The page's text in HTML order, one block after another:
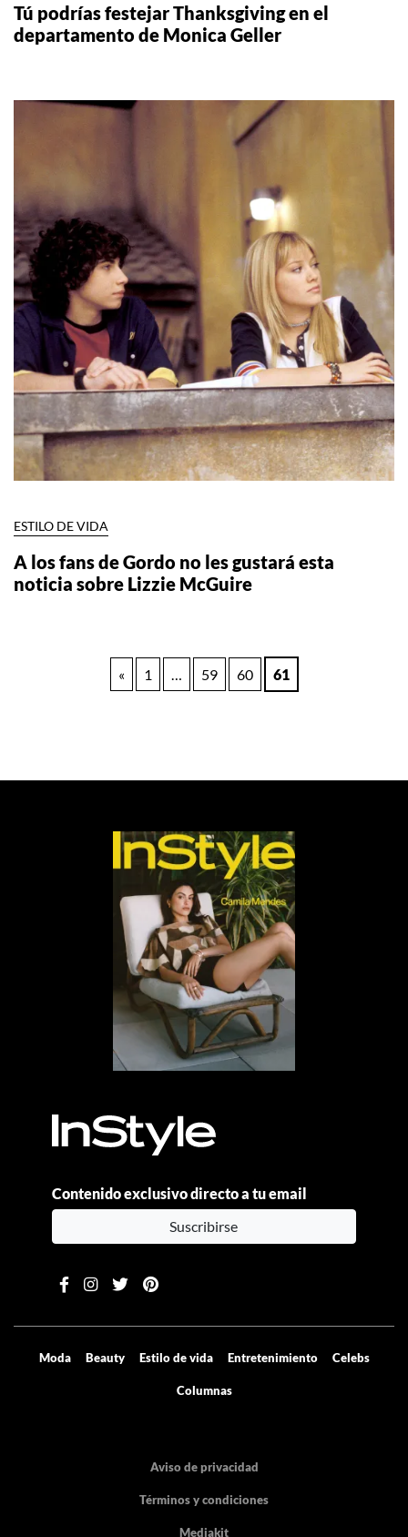
Tú podrías festejar Thanksgiving en el
departamento de Monica Geller
ESTILO DE VIDA
A los fans de Gordo no les gustará esta
noticia sobre Lizzie McGuire
Paginación
« 1 … 59 60 61
Contenido exclusivo directo a tu email
Suscribirse
Moda Beauty Estilo de vida Entretenimiento Celebs
Columnas
Aviso de privacidad
Términos y condiciones
Mediakit